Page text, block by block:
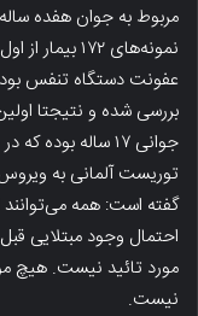
مربوط به جوان هفده
توریست آلمانی به
گفته است: همه
احتمال وجود مبتلایی
مورد تائید نیست. هیچ
نیست.